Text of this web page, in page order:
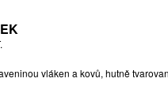
vláken a kovů, hutně